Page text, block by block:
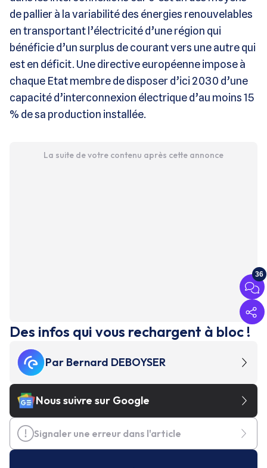
de pallier à la variabilité des énergies renouvelables
en transportant l’électricité d’une région qui
bénéficie d’un surplus de courant vers une autre qui
est en déficit. Une directive européenne impose à
chaque Etat membre de disposer d’ici 2030 d’une
capacité d’interconnexion électrique d’au moins 15
% de sa production installée.
La suite de votre contenu après cette annonce
36
Des infos qui vous rechargent à bloc !
Par Bernard DEBOYSER
Nous suivre sur Google
Signaler une erreur dans l'article